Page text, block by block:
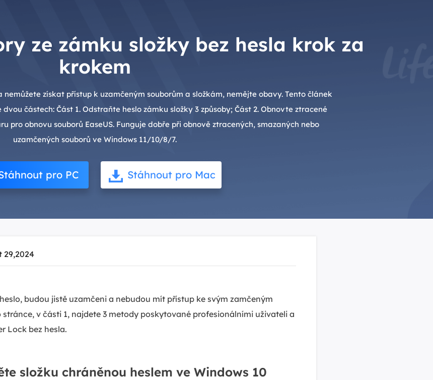
ze zámku složky bez hesla krok za
krokem
nemůžete získat přístup k uzamčeným souborům a složkám, nemějte obavy. Tento článek
částech: Část 1. Odstraňte heslo zámku složky 3 způsoby; Část 2. Obnovte ztracené
pro obnovu souborů EaseUS. Funguje dobře při obnově ztracených, smazaných nebo
uzamčených souborů ve Windows 11/10/8/7.
pro PC Stáhnout pro Mac
29,2024
budou jistě uzamčeni a nebudou mít přístup ke svým zamčeným
v části 1, najdete 3 metody poskytované profesionálními uživateli a
Lock bez hesla.
složku chráněnou heslem ve Windows 10